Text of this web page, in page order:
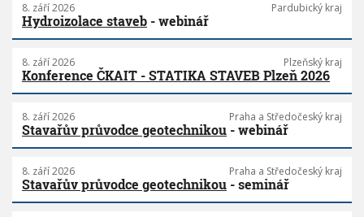
8. září 2026 Pardubický kraj
Hydroizolace staveb - webinář
8. září 2026 Plzeňský kraj
Konference ČKAIT - STATIKA STAVEB Plzeň 2026
8. září 2026 Praha a Středočeský kraj
Stavařův průvodce geotechnikou - webinář
8. září 2026 Praha a Středočeský kraj
Stavařův průvodce geotechnikou - seminář